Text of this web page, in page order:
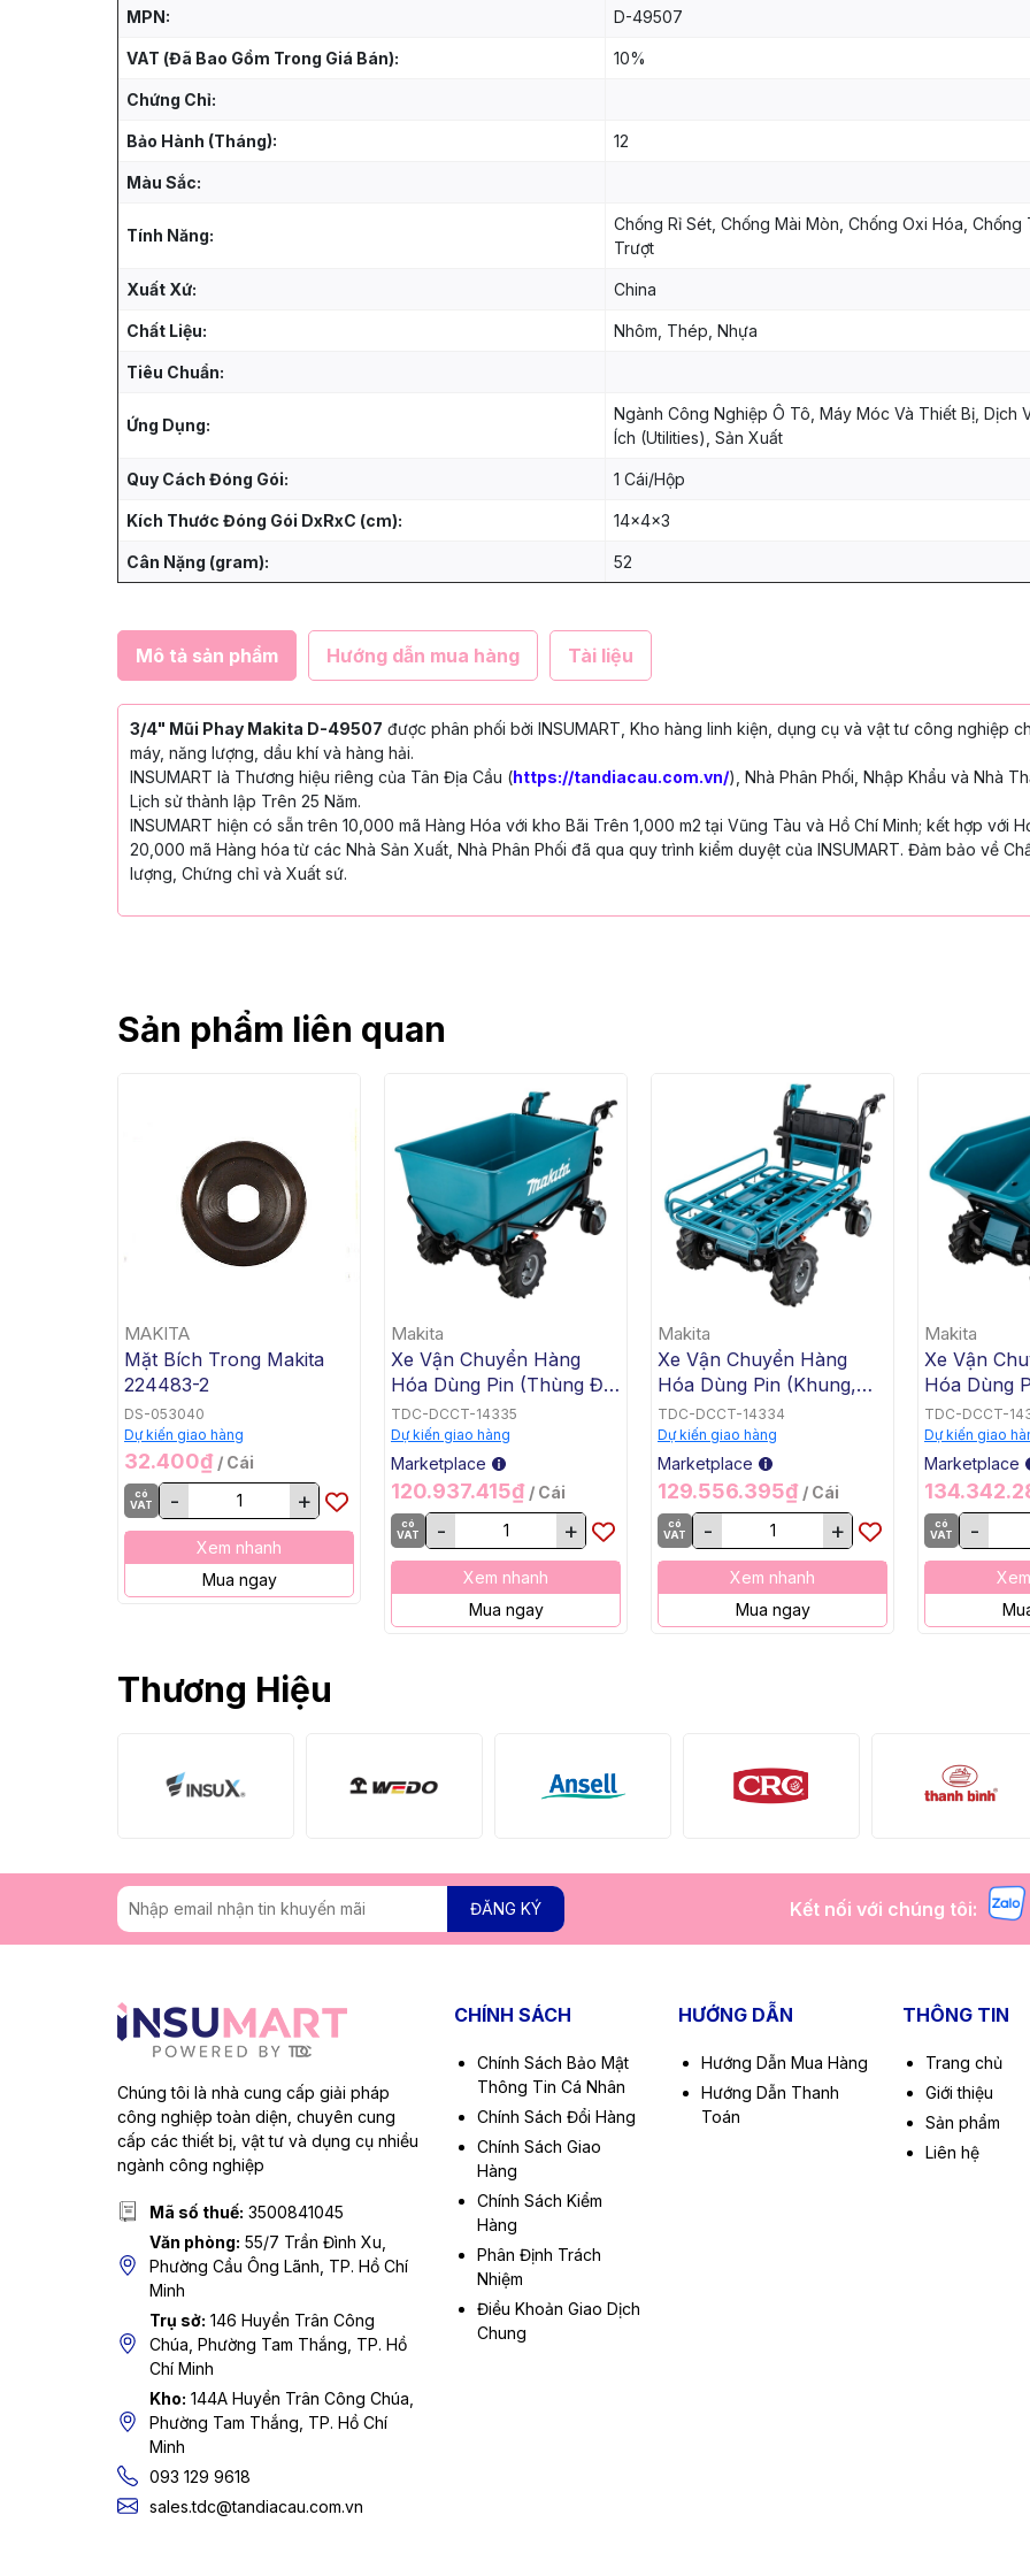
MPN: D-49507
VAT (Đã Bao Gồm Trong Giá Bán): 10%
Chứng Chỉ:
Bảo Hành (Tháng): 12
Màu Sắc:
Tính Năng:
Chống Rỉ Sét, Chống Mài Mòn, Chống Oxi Hóa, Chống
Trượt
Xuất Xứ: China
Chất Liệu: Nhôm, Thép, Nhựa
Tiêu Chuẩn:
Ứng Dụng:
Ngành Công Nghiệp Ô Tô, Máy Móc Và Thiết Bị, Dịch
Ích (Utilities), Sản Xuất
Quy Cách Đóng Gói: 1 Cái/Hộp
Kích Thước Đóng Gói DxRxC (cm): 14x4x3
Cân Nặng (gram): 52
Mô tả sản phẩm Hướng dẫn mua hàng Tài liệu
3/4" Mũi Phay Makita D-49507 được phân phối bởi INSUMART, Kho hàng linh kiện, dụng cụ và vật tư công nghiệp
máy, năng lượng, dầu khí và hàng hải.
INSUMART là Thương hiệu riêng của Tân Địa Cầu (https://tandiacau.com.vn/), Nhà Phân Phối, Nhập Khẩu và Nhà
Lịch sử thành lập Trên 25 Năm.
INSUMART hiện có sẵn trên 10,000 mã Hàng Hóa với kho Bãi Trên 1,000 m2 tại Vũng Tàu và Hồ Chí Minh; kết hợp với
20,000 mã Hàng hóa từ các Nhà Sản Xuất, Nhà Phân Phối đã qua quy trình kiểm duyệt của INSUMART. Đảm bảo về
lượng, Chứng chỉ và Xuất sứ.
Sản phẩm liên quan
MAKITA
Mặt Bích Trong Makita
224483-2
DS-053040
Dự kiến giao hàng
32.400₫ / Cái
có
VAT
- +
Xem nhanh
Mua ngay
Makita
Xe Vận Chuyển Hàng
Hóa Dùng Pin (Thùng Đế
Bằng, BL, 18Vx2) Makita
DCU605Z
TDC-DCCT-14335
Dự kiến giao hàng
Marketplace
120.937.415₫ / Cái
có
VAT
- +
Xem nhanh
Mua ngay
Makita
Xe Vận Chuyển Hàng
Hóa Dùng Pin (Khung,
BL, 18Vx2) Makita
DCU604Z
TDC-DCCT-14334
Dự kiến giao hàng
Marketplace
129.556.395₫ / Cái
có
VAT
- +
Xem nhanh
Mua ngay
Makita
Xe Vận
Hóa Dùng
BL, 18Vx2)
DCU603Z
TDC-DCCT-
Dự kiến giao
Marketplace
có
VAT
-
Thương Hiệu
ĐĂNG KÝ Kết nối với chúng tôi:
Chúng tôi là nhà cung cấp giải pháp
công nghiệp toàn diện, chuyên cung
cấp các thiết bị, vật tư và dụng cụ nhiều
ngành công nghiệp
Mã số thuế: 3500841045
Văn phòng: 55/7 Trần Đình Xu,
Phường Cầu Ông Lãnh, TP. Hồ Chí
Minh
Trụ sở: 146 Huyền Trân Công
Chúa, Phường Tam Thắng, TP. Hồ
Chí Minh
Kho: 144A Huyền Trân Công Chúa,
Phường Tam Thắng, TP. Hồ Chí
Minh
093 129 9618
sales.tdc@tandiacau.com.vn
CHÍNH SÁCH
Chính Sách Bảo Mật
Thông Tin Cá Nhân
Chính Sách Đổi Hàng
Chính Sách Giao
Hàng
Chính Sách Kiểm
Hàng
Phân Định Trách
Nhiệm
Điều Khoản Giao Dịch
Chung
HƯỚNG DẪN
Hướng Dẫn Mua Hàng
Hướng Dẫn Thanh
Toán
THÔNG TIN
Trang chủ
Giới thiệu
Sản phẩm
Liên hệ